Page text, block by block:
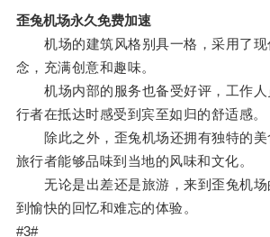
歪兔机场永久免费加速
机场的建筑风格别具一格，采用了现
念，充满创意和趣味。
机场内部的服务也备受好评，工作人
行者在抵达时感受到宾至如归的舒适感。
除此之外，歪兔机场还拥有独特的美
旅行者能够品味到当地的风味和文化。
无论是出差还是旅游，来到歪兔机场
到愉快的回忆和难忘的体验。
#3#